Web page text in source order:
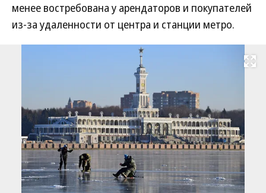
менее востребована у арендаторов и покупателей
из-за удаленности от центра и станции метро.
Развернуть